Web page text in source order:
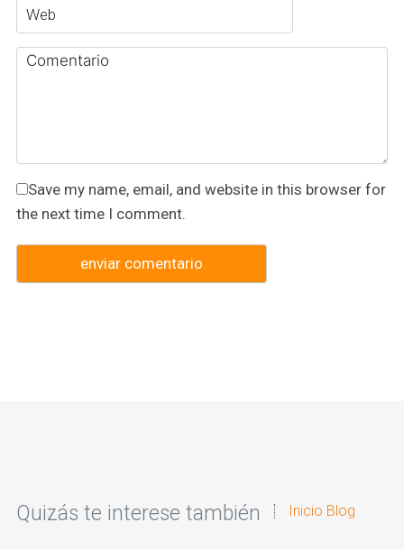
Save my name, email, and website in this browser for
the next time I comment.
Quizás te interese también Inicio Blog